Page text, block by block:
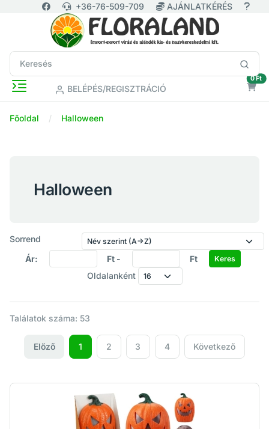
+36-76-509-709 AJÁNLATKÉRÉS
BELÉPÉS/REGISZTRÁCIÓ
0 Ft
Főoldal Halloween
Halloween
Sorrend
Ár:
Ft -
Ft
Oldalanként
Találatok száma: 53
Előző 1 2 3 4 Következő